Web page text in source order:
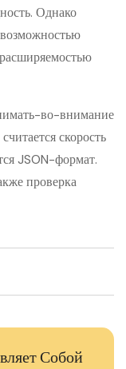
Однако
во-внимание
скорость
JSON-формат.
проверка
Собой